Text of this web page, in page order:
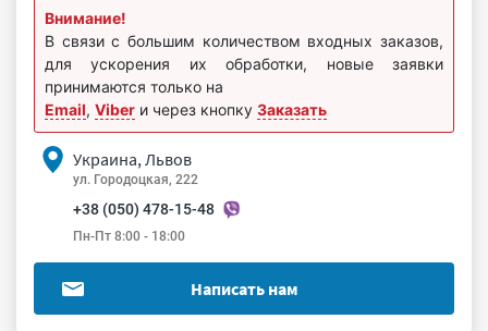
Внимание!
В связи с большим количеством входных заказов,
для ускорения их обработки, новые заявки
принимаются только на
Email, Viber и через кнопку Заказать
Украина, Львов
ул. Городоцкая, 222
+38 (050) 478-15-48
Пн-Пт 8:00 - 18:00
Написать нам